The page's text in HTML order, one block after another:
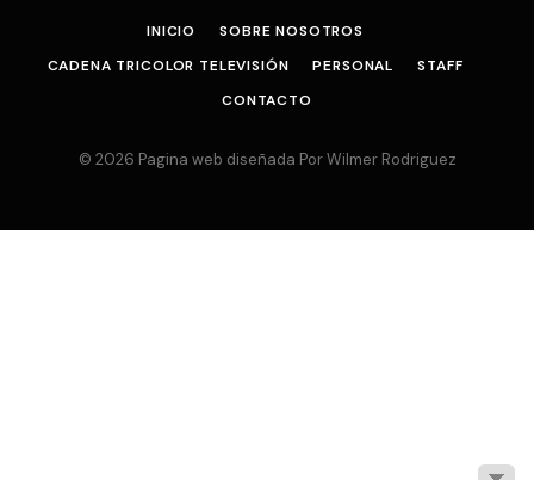
INICIO
SOBRE NOSOTROS
CADENA TRICOLOR TELEVISIÓN
PERSONAL
STAFF
CONTACTO
© 2026 Pagina web diseñada Por Wilmer Rodriguez